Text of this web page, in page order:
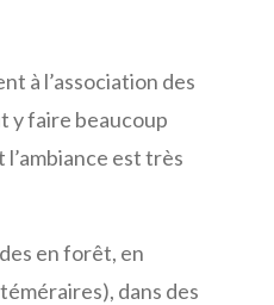
à l’association des
y faire beaucoup
l’ambiance est très
en forêt, en
dans des